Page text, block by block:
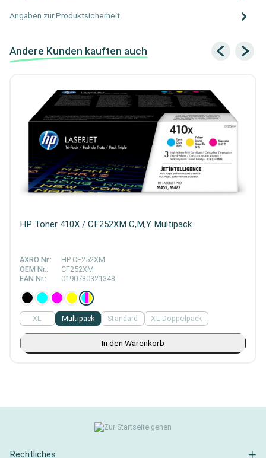
Angaben zur Produktsicherheit
Andere Kunden kauften auch
HP Toner 410X / CF252XM C,M,Y Multipack
AXRO Nr.:
HP-CF252XM
OEM Nr.:
CF252XM
EAN Nr.:
0190780321348
Standard
XL XL Doppelpack
Multipack
In den Warenkorb
Rechtliches